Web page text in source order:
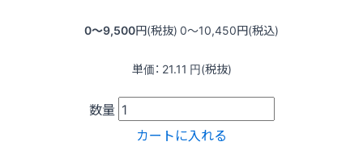
0〜9,500円(税抜) 0〜10,450円(税込)
単価： 21.11 円(税抜)
数量
カートに入れる